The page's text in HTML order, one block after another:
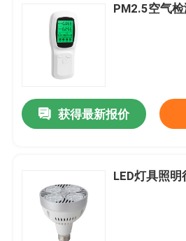
PM2.5空气
获得最新报价
LED灯具照